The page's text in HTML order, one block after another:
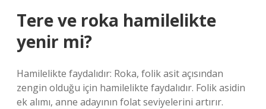
Tere ve roka hamilelikte
yenir mi?
Hamilelikte faydalıdır: Roka, folik asit açısından
zengin olduğu için hamilelikte faydalıdır. Folik asidin
ek alımı, anne adayının folat seviyelerini artırır.